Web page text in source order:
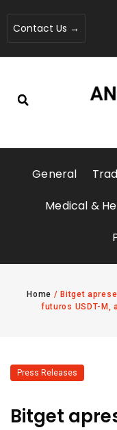
Contact Us →
General
Medical &
Home / Bitget
futuros USDT-M,
Press Releases
Bitget